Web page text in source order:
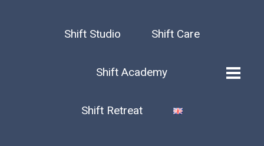
Shift Studio Shift Care
Shift Academy
Shift Retreat